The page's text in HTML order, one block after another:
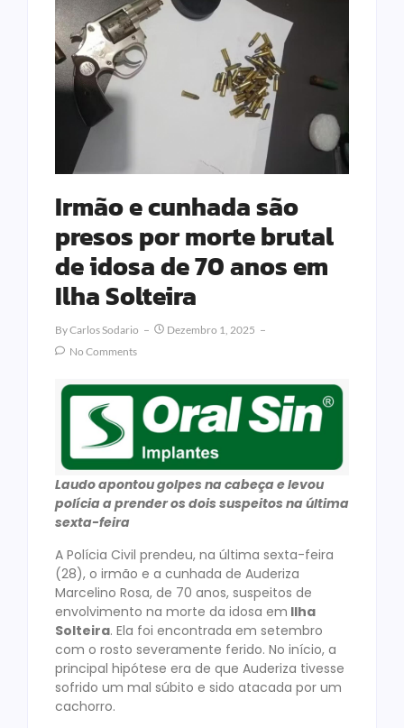
Irmão e cunhada são
presos por morte brutal
de idosa de 70 anos em
Ilha Solteira
ByCarlos Sodario
Dezembro 1, 2025
No Comments
Laudo apontou golpes na cabeça e levou
polícia a prender os dois suspeitos na última
sexta-feira
A Polícia Civil prendeu, na última sexta-feira
(28), o irmão e a cunhada de Auderiza
Marcelino Rosa, de 70 anos, suspeitos de
envolvimento na morte da idosa em Ilha
Solteira. Ela foi encontrada em setembro
com o rosto severamente ferido. No início, a
principal hipótese era de que Auderiza tivesse
sofrido um mal súbito e sido atacada por um
cachorro.